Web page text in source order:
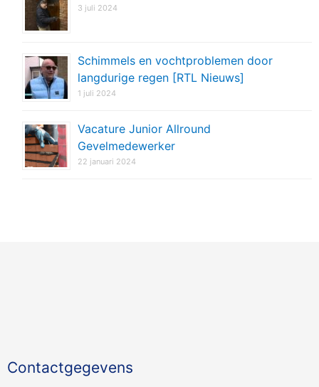
3 juli 2024
Schimmels en vochtproblemen door
langdurige regen [RTL Nieuws]
1 juli 2024
Vacature Junior Allround
Gevelmedewerker
22 januari 2024
Contactgegevens